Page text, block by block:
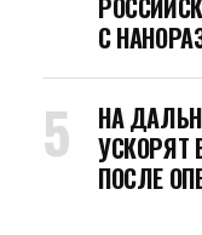
С
НА
УСКОРЯТ
ПОСЛЕ